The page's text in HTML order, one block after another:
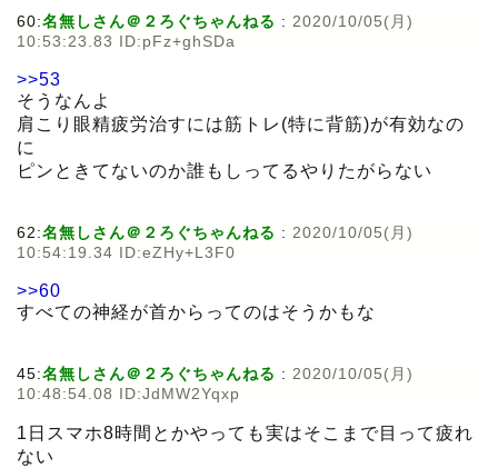
60:名無しさん＠２ろぐちゃんねる : 2020/10/05(月)
10:53:23.83 ID:pFz+ghSDa
>>53
そうなんよ
肩こり眼精疲労治すには筋トレ(特に背筋)が有効なの
に
ピンときてないのか誰もしってるやりたがらない
62:名無しさん＠２ろぐちゃんねる : 2020/10/05(月)
10:54:19.34 ID:eZHy+L3F0
>>60
すべての神経が首からってのはそうかもな
45:名無しさん＠２ろぐちゃんねる : 2020/10/05(月)
10:48:54.08 ID:JdMW2Yqxp
1日スマホ8時間とかやっても実はそこまで目って疲れ
ない